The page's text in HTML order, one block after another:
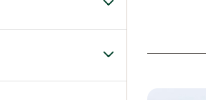
Alternar el
Alternar el